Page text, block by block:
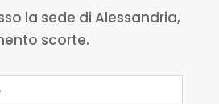
la sede di Alessandria,
scorte.